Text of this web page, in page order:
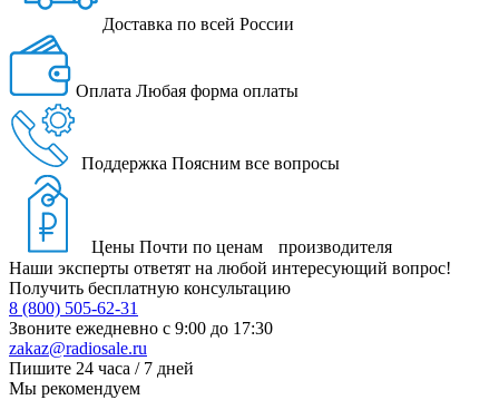
Доставка по всей России
Оплата Любая форма оплаты
Поддержка Поясним все вопросы
Цены Почти по ценам производителя
Наши эксперты ответят на любой интересующий вопрос!
Получить бесплатную консультацию
8 (800) 505-62-31
Звоните ежедневно с 9:00 до 17:30
zakaz@radiosale.ru
Пишите 24 часа / 7 дней
Мы рекомендуем